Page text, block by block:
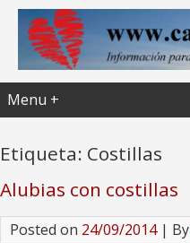
Menu +
Etiqueta: Costillas
Alubias con costillas
Posted on 24/09/2014| By